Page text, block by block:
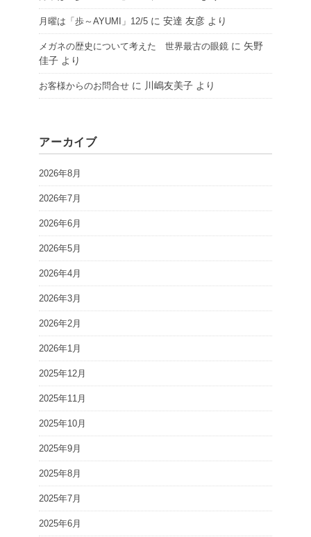
月曜は「歩～AYUMI」12/5 に 安達 友彦 より
メガネの歴史について考えた 世界最古の眼鏡 に 矢野
佳子 より
お客様からのお問合せ に 川嶋友美子 より
アーカイブ
2026年8月
2026年7月
2026年6月
2026年5月
2026年4月
2026年3月
2026年2月
2026年1月
2025年12月
2025年11月
2025年10月
2025年9月
2025年8月
2025年7月
2025年6月